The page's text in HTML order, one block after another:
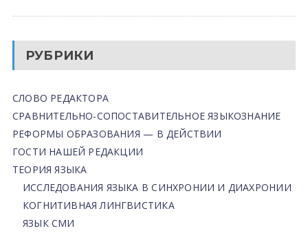
РУБРИКИ
СЛОВО РЕДАКТОРА
СРАВНИТЕЛЬНО-СОПОСТАВИТЕЛЬНОЕ ЯЗЫКОЗНАНИЕ
РЕФОРМЫ ОБРАЗОВАНИЯ — В ДЕЙСТВИИ
ГОСТИ НАШЕЙ РЕДАКЦИИ
ТЕОРИЯ ЯЗЫКА
ИССЛЕДОВАНИЯ ЯЗЫКА В СИНХРОНИИ И ДИАХРОНИИ
КОГНИТИВНАЯ ЛИНГВИСТИКА
ЯЗЫК СМИ